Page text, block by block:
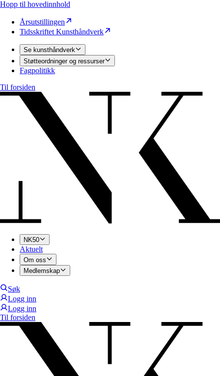
Hopp til hovedinnhold
Årsutstillingen
Tidsskriftet Kunsthåndverk
Se kunsthåndverk
Støtteordninger og ressurser
Fagpolitikk
Til forsiden
NK50
Aktuelt
Om oss
Medlemskap
Søk
Logg inn
Logg inn
Til forsiden